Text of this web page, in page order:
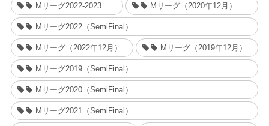
Mリーグ2022-2023 Mリーグ（2020年12月）
Mリーグ2022（SemiFinal）
Mリーグ（2022年12月） Mリーグ（2019年12月）
Mリーグ2019（SemiFinal）
Mリーグ2020（SemiFinal）
Mリーグ2021（SemiFinal）